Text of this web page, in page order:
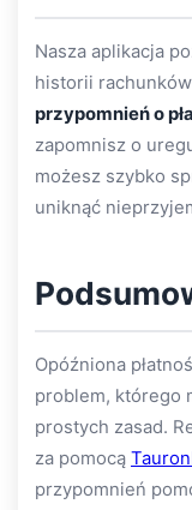
Nasza aplikacja
historii
przypomnień o
zapomnisz o
możesz szybko
uniknąć
Opóźniona
problem, którego
prostych zasad.
za pomocą
przypomnień